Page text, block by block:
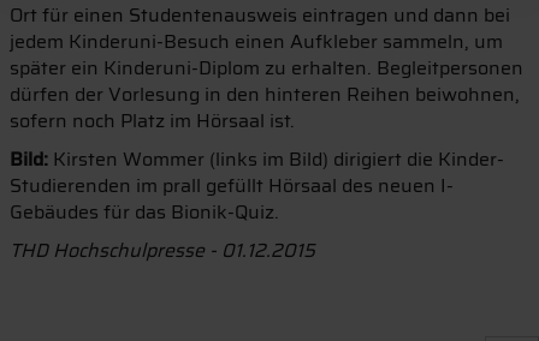
Ort für einen Studentenausweis eintragen und dann bei
jedem Kinderuni-Besuch einen Aufkleber sammeln, um
später ein Kinderuni-Diplom zu erhalten. Begleitpersonen
dürfen der Vorlesung in den hinteren Reihen beiwohnen,
sofern noch Platz im Hörsaal ist.
Bild:Kirsten Wommer (links im Bild) dirigiert die Kinder-
Studierenden im prall gefüllt Hörsaal des neuen I-
Gebäudes für das Bionik-Quiz.
THD Hochschulpresse - 01.12.2015